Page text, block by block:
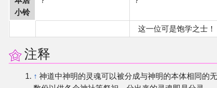
小铃
这一位可是饱学之士！
注释
↑ 神道中神明的灵魂可以被分成与神明的本体相同的